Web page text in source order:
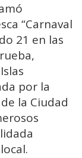
“Carnaval
21 en las
por la
la Ciudad